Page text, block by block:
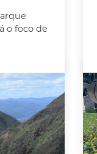
o foco de